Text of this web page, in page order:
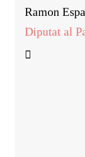
Ramon
Diputat al